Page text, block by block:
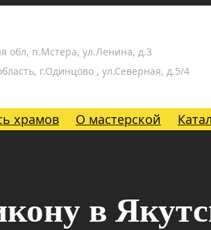
обл, п.Мстера, ул.Ленина, д.3
г.Одинцово , ул.Северная, д.5/4
храмов О мастерской
в